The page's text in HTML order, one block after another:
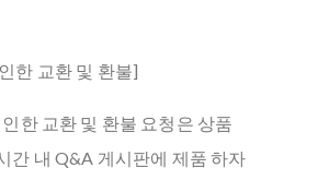
한 교환 및 환불]
한 교환 및 환불 요청은 상품
간 내 Q&A 게시판에 제품 하자